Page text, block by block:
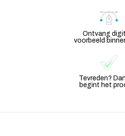
Ontvang
voorbeeld
Tevreden?
begint het